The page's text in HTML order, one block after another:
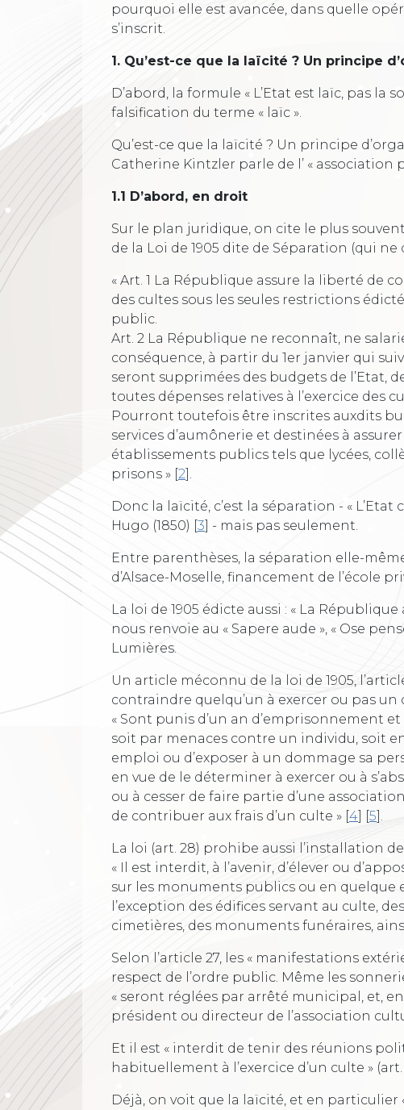
pourquoi elle est avancée, dans quelle
s’inscrit.
1. Qu’est-ce que la laïcité ? Un principe
D’abord, la formule « L’Etat est laïc, pas la
falsification du terme « laïc ».
Qu’est-ce que la laïcité ? Un principe
Catherine Kintzler parle de l’ « association
1.1 D’abord, en droit
Sur le plan juridique, on cite le plus
de la Loi de 1905 dite de Séparation (qui
« Art. 1 La République assure la liberté de
des cultes sous les seules restrictions
public.
Art. 2 La République ne reconnaît, ne
conséquence, à partir du 1er janvier qui
seront supprimées des budgets de l’Etat,
toutes dépenses relatives à l’exercice des
Pourront toutefois être inscrites auxdits
services d’aumônerie et destinées à
établissements publics tels que lycées,
prisons » [2] .
Donc la laïcité, c’est la séparation - «
Hugo (1850) [3] - mais pas seulement.
Entre parenthèses, la séparation elle-
d’Alsace-Moselle, financement de l’école
La loi de 1905 édicte aussi : « La
nous renvoie au « Sapere aude », « Ose
Lumières.
Un article méconnu de la loi de 1905,
contraindre quelqu’un à exercer ou pas un
« Sont punis d’un an d’emprisonnement et
soit par menaces contre un individu, soit
emploi ou d’exposer à un dommage sa
en vue de le déterminer à exercer ou à
ou à cesser de faire partie d’une
de contribuer aux frais d’un culte » [4] [5] .
La loi (art. 28) prohibe aussi l’installation
« Il est interdit, à l’avenir, d’élever ou
sur les monuments publics ou en quelque
l’exception des édifices servant au culte,
cimetières, des monuments funéraires,
Selon l’article 27, les « manifestations
respect de l’ordre public. Même les
« seront réglées par arrêté municipal, et,
président ou directeur de l’association
Et il est « interdit de tenir des réunions
habituellement à l’exercice d’un culte » (art.
Déjà, on voit que la laïcité, et en particulier